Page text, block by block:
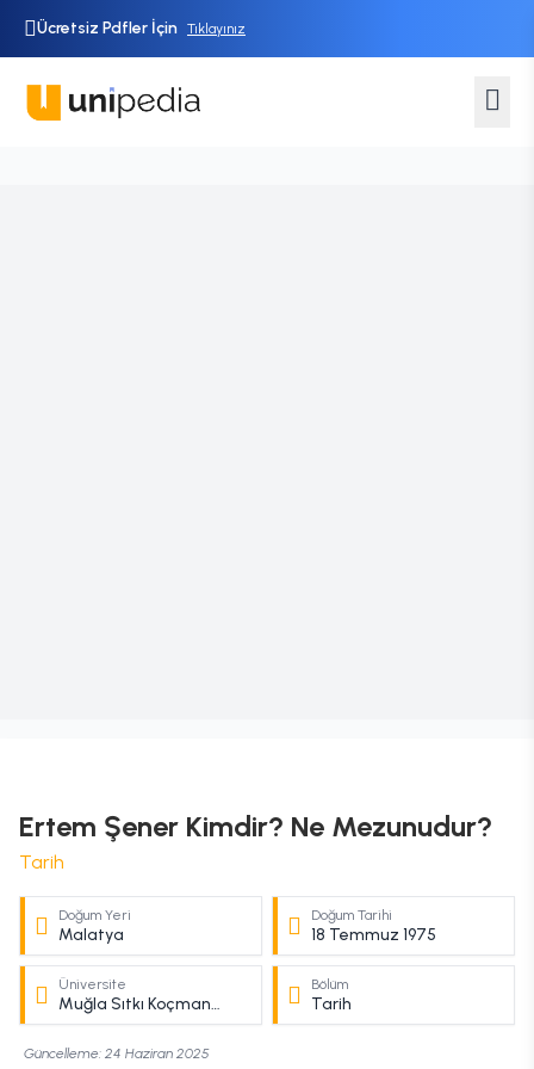
Ücretsiz Pdfler İçin Tıklayınız
Ertem Şener Kimdir? Ne Mezunudur?
Tarih
Doğum Yeri
Malatya
Doğum Tarihi
18 Temmuz 1975
Üniversite
Muğla Sıtkı Koçman
Üniversitesi
Bölüm
Tarih
Güncelleme: 24 Haziran 2025